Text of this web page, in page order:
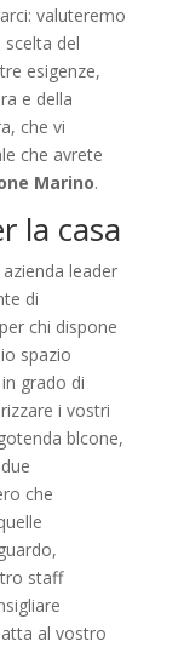
valuteremo
del
esigenze,
e della
che vi
che avrete
Marino.
la casa
leader
di
chi dispone
spazio
grado di
i vostri
blcone,
che
staff
al vostro